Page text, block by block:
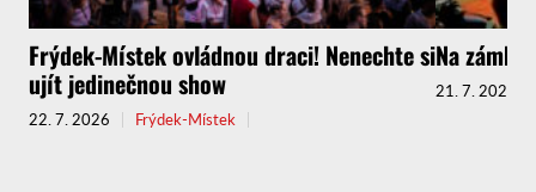
Frýdek-Místek ovládnou draci! Nenechte si
ujít jedinečnou show
22. 7. 2026 Frýdek-Místek
Na
21. 7. 2026